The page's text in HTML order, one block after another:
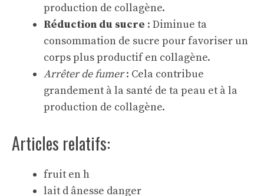
production de collagène.
Réduction du sucre : Diminue ta
consommation de sucre pour favoriser un
corps plus productif en collagène.
Arrêter de fumer: Cela contribue
grandement à la santé de ta peau et à la
production de collagène.
Articles relatifs:
fruit en h
lait d ânesse danger